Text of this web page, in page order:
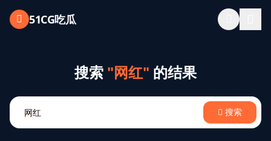
跳过导航
51CG吃瓜
搜索 "网红" 的结果
搜索